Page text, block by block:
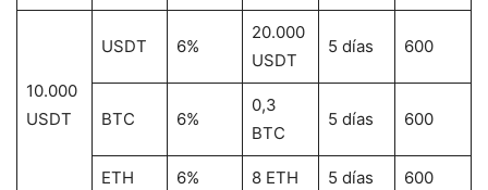
10.000
USDT
USDT 6%
20.000
USDT
5 días 600
BTC 6%
0,3
BTC
5 días 600
ETH 6% 8 ETH 5 días 600